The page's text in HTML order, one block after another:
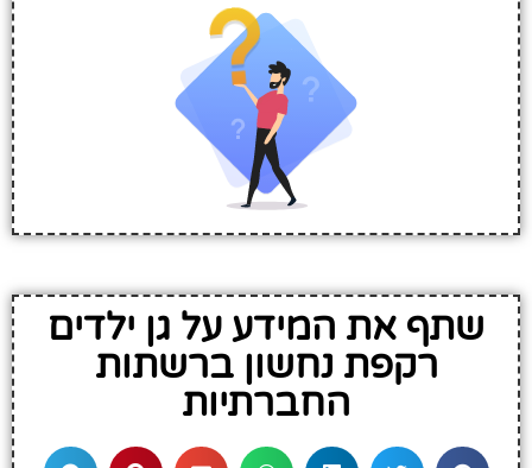
שתף את המידע על גן ילדים
רקפת נחשון ברשתות
החברתיות